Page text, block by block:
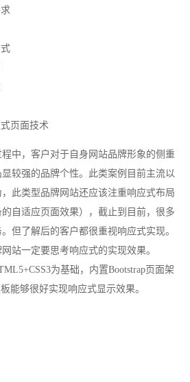
页面技术
中，客户对于自身网站品牌形象的侧重
较强的品牌个性。此类案例目前主流以
此类型品牌网站还应该注重响应式布局
自适应页面效果），截止到目前，很多
但了解后的客户都很重视响应式实现。
站一定要思考响应式的实现效果。
为基础，内置Bootstrap页面架
能够很好实现响应式显示效果。